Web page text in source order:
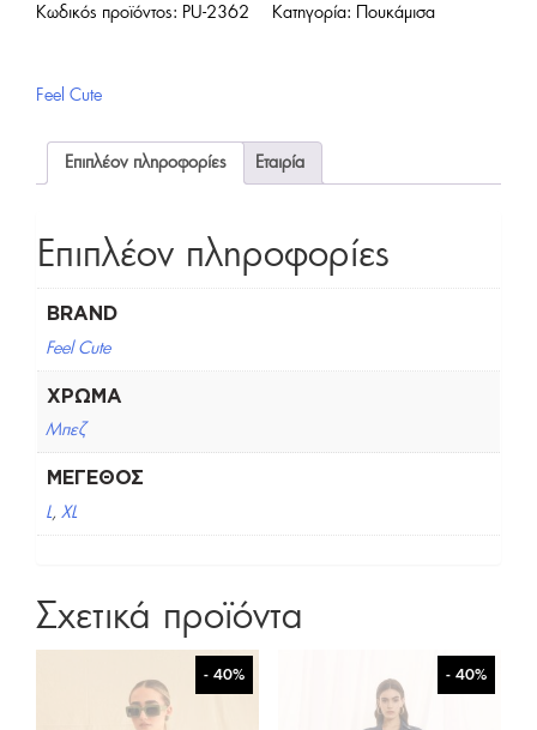
Κωδικός προϊόντος: PU-2362 Κατηγορία: Πουκάμισα
Feel Cute
Επιπλέον πληροφορίες Εταιρία
Επιπλέον πληροφορίες
BRAND
Feel Cute
ΧΡΏΜΑ
Μπεζ
ΜΈΓΕΘΟΣ
L, XL
Σχετικά προϊόντα
- 40% - 40%